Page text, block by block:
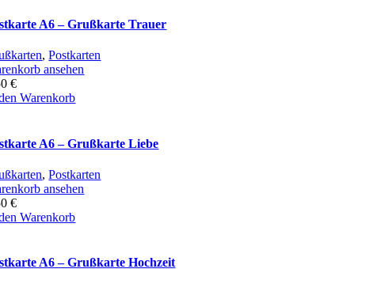
A6 – Grußkarte Trauer
,Postkarten
ansehen
€
Warenkorb
A6 – Grußkarte Liebe
,Postkarten
ansehen
€
Warenkorb
A6 – Grußkarte Hochzeit